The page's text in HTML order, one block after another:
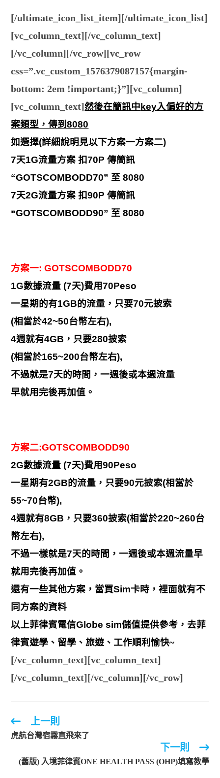
[/ultimate_icon_list_item][/ultimate_icon_list]
[vc_column_text][/vc_column_text]
[/vc_column][/vc_row][vc_row
css=”.vc_custom_1576379087157{margin-
bottom: 2em !important;}”][vc_column]
[vc_column_text]然後在簡訊中 key入偏好的方
案類型，傳到8080
如選擇(詳細說明見以下方案一方案二)
7天1G流量方案 扣70P 傳簡訊
“GOTSCOMBODD70” 至 8080
7天2G流量方案 扣90P 傳簡訊
“GOTSCOMBODD90” 至 8080
方案一: GOTSCOMBODD70
1G數據流量 (7天)費用70Peso
一星期的有1GB的流量，只要70元披索
(相當於42~50台幣左右),
4週就有4GB，只要280披索
(相當於165~200台幣左右),
不過就是7天的時間，一週後或本週流量
早就用完後再加值。
方案二:GOTSCOMBODD90
2G數據流量 (7天)費用90Peso
一星期有2GB的流量，只要90元披索(相當於
55~70台幣),
4週就有8GB，只要360披索(相當於220~260台
幣左右),
不過一樣就是7天的時間，一週後或本週流量早
就用完後再加值。
還有一些其他方案，當買Sim卡時，裡面就有不
同方案的資料
以上菲律賓電信Globe sim儲值提供參考，去菲
律賓遊學 、留學 、旅遊 、工作順利愉快~
[/vc_column_text][vc_column_text]
[/vc_column_text][/vc_column][/vc_row]
上一則
虎航台灣宿霧直飛來了
下一則
(舊版) 入境菲律賓ONE HEALTH PASS (OHP)填寫教學